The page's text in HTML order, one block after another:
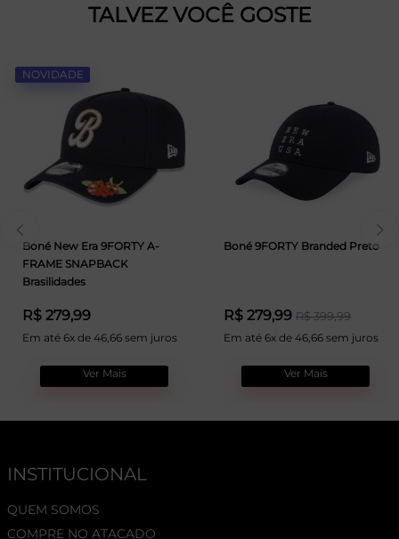
TALVEZ VOCÊ GOSTE
NOVIDADE
Boné New Era 9FORTY A-
FRAME SNAPBACK
Brasilidades
R$ 279,99
Em até 6x de 46,66 sem juros
Ver Mais
Boné 9FORTY Branded Preto
R$ 279,99 R$ 399,99
Em até 6x de 46,66 sem juros
Ver Mais
INSTITUCIONAL
QUEM SOMOS
COMPRE NO ATACADO